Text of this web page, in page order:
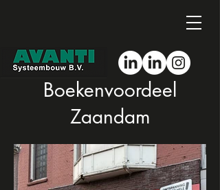
Boekenvoordeel
Zaandam